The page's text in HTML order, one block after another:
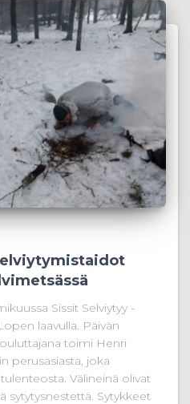
Sissit Selviytyy -
laavulla. Päivän
toimi Henri
perusasiasta, joka
Välineinä olivat
sytytysnestettä. Sytykkeet